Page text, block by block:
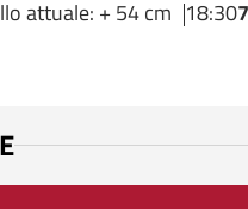
attuale: + 54 cm 18:30